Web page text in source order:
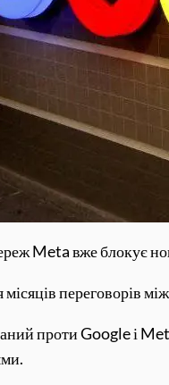
Meta вже блокує
місяців переговорів
проти Google і